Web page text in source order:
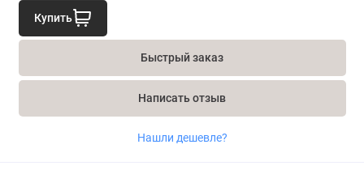
Купить
Быстрый заказ
Написать отзыв
Нашли дешевле?